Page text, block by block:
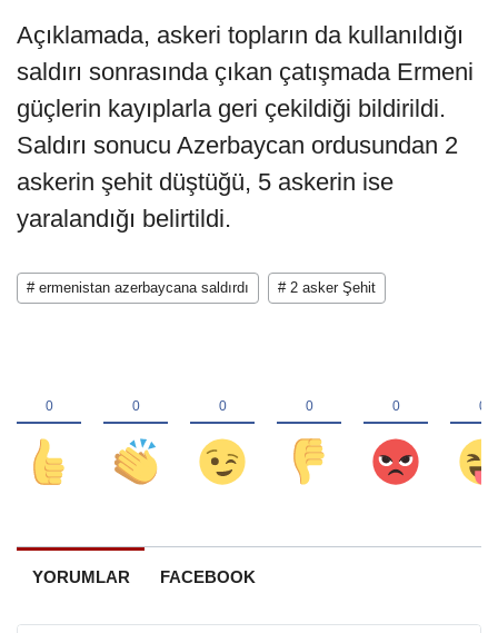
Açıklamada, askeri topların da kullanıldığı
saldırı sonrasında çıkan çatışmada Ermeni
güçlerin kayıplarla geri çekildiği bildirildi.
Saldırı sonucu Azerbaycan ordusundan 2
askerin şehit düştüğü, 5 askerin ise
yaralandığı belirtildi.
# ermenistan azerbaycana saldırdı # 2 asker Şehit
YORUMLAR FACEBOOK